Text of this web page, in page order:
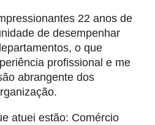
22 anos de
de desempenhar
o que
profissional e me
abrangente dos
atuei estão: Comércio